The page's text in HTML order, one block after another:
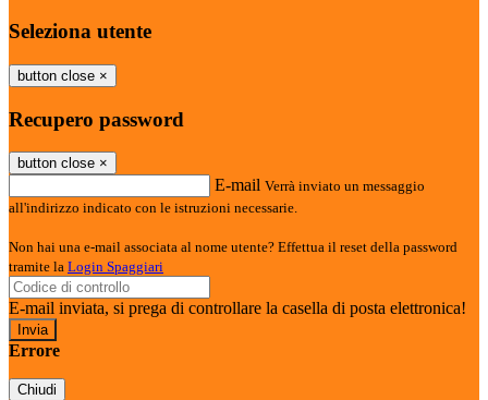
Seleziona utente
button close ×
Recupero password
button close ×
E-mail Verrà inviato un messaggio
all'indirizzo indicato con le istruzioni necessarie.
Non hai una e-mail associata al nome utente? Effettua il reset della password
tramite la Login Spaggiari
E-mail inviata, si prega di controllare la casella di posta elettronica!
Errore
Chiudi